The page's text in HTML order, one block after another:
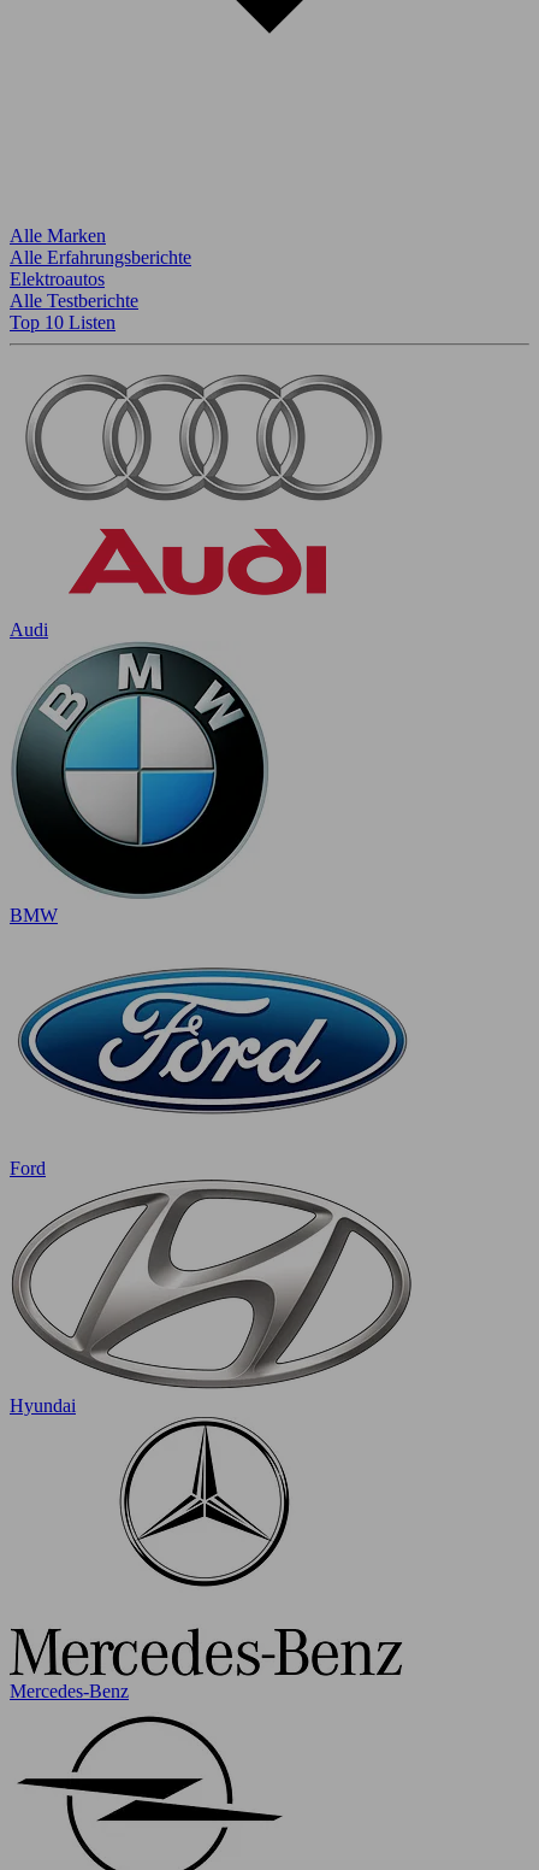
Alle Marken
Alle Erfahrungsberichte
Elektroautos
Alle Testberichte
Top 10 Listen
Audi
BMW
Ford
Hyundai
Mercedes-Benz